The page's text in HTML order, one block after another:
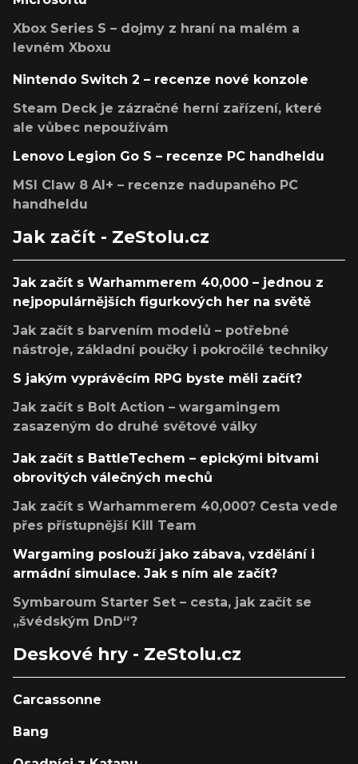
Xbox Series S – dojmy z hraní na malém a
levném Xboxu
Nintendo Switch 2 – recenze nové konzole
Steam Deck je zázračné herní zařízení, které
ale vůbec nepoužívám
Lenovo Legion Go S – recenze PC handheldu
MSI Claw 8 AI+ – recenze nadupaného PC
handheldu
Jak začít - ZeStolu.cz
Jak začít s Warhammerem 40,000 – jednou z
nejpopulárnějších figurkových her na světě
Jak začít s barvením modelů – potřebné
nástroje, základní poučky i pokročilé techniky
S jakým vyprávěcím RPG byste měli začít?
Jak začít s Bolt Action – wargamingem
zasazeným do druhé světové války
Jak začít s BattleTechem – epickými bitvami
obrovitých válečných mechů
Jak začít s Warhammerem 40,000? Cesta vede
přes přístupnější Kill Team
Wargaming poslouží jako zábava, vzdělání i
armádní simulace. Jak s ním ale začít?
Symbaroum Starter Set – cesta, jak začít se
„švédským DnD“?
Deskové hry - ZeStolu.cz
Carcassonne
Bang